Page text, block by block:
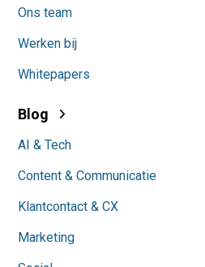
Ons team
Werken bij
Whitepapers
Blog
AI & Tech
Content & Communicatie
Klantcontact & CX
Marketing